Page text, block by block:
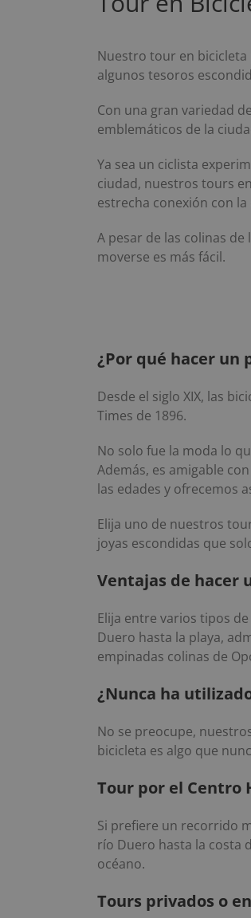
Nuestro tour en
algunos tesoros
Con una gran variedad
emblemáticos de la
Ya sea un ciclista
ciudad, nuestros tours
estrecha conexión con
A pesar de las colinas
moverse es más fácil.
¿Por qué hacer un
Desde el siglo XIX, las
Times de 1896.
No solo fue la moda lo
Además, es amigable
las edades y ofrecemos
Elija uno de nuestros
joyas escondidas que
Ventajas de hacer
Elija entre varios tipos
Duero hasta la playa,
empinadas colinas de
¿Nunca ha
No se preocupe,
bicicleta es algo que
Tour por el Centro
Si prefiere un recorrido
río Duero hasta la costa
océano.
Tours privados o